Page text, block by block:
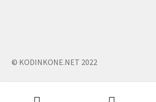
© KODINKONE.NET 2022
Products